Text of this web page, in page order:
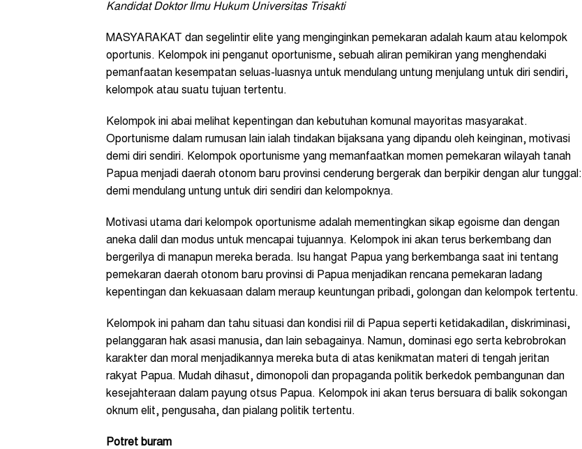
Kandidat Doktor Ilmu Hukum Universitas Trisakti
MASYARAKAT dan segelintir elite yang menginginkan pemekaran adalah kaum atau kelompok
oportunis. Kelompok ini penganut oportunisme, sebuah aliran pemikiran yang menghendaki
pemanfaatan kesempatan seluas-luasnya untuk mendulang untung menjulang untuk diri sendiri,
kelompok atau suatu tujuan tertentu.
Kelompok ini abai melihat kepentingan dan kebutuhan komunal mayoritas masyarakat.
Oportunisme dalam rumusan lain ialah tindakan bijaksana yang dipandu oleh keinginan, motivasi
demi diri sendiri. Kelompok oportunisme yang memanfaatkan momen pemekaran wilayah tanah
Papua menjadi daerah otonom baru provinsi cenderung bergerak dan berpikir dengan alur tunggal:
demi mendulang untung untuk diri sendiri dan kelompoknya.
Motivasi utama dari kelompok oportunisme adalah mementingkan sikap egoisme dan dengan
aneka dalil dan modus untuk mencapai tujuannya. Kelompok ini akan terus berkembang dan
bergerilya di manapun mereka berada. Isu hangat Papua yang berkembanga saat ini tentang
pemekaran daerah otonom baru provinsi di Papua menjadikan rencana pemekaran ladang
kepentingan dan kekuasaan dalam meraup keuntungan pribadi, golongan dan kelompok tertentu.
Kelompok ini paham dan tahu situasi dan kondisi riil di Papua seperti ketidakadilan, diskriminasi,
pelanggaran hak asasi manusia, dan lain sebagainya. Namun, dominasi ego serta kebrobrokan
karakter dan moral menjadikannya mereka buta di atas kenikmatan materi di tengah jeritan
rakyat Papua. Mudah dihasut, dimonopoli dan propaganda politik berkedok pembangunan dan
kesejahteraan dalam payung otsus Papua. Kelompok ini akan terus bersuara di balik sokongan
oknum elit, pengusaha, dan pialang politik tertentu.
Potret buram